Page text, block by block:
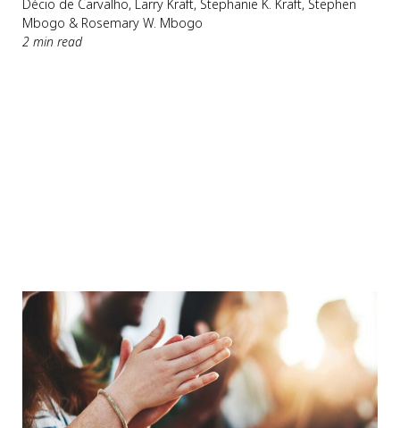
Décio de Carvalho, Larry Kraft, Stephanie K. Kraft, Stephen
Mbogo & Rosemary W. Mbogo
2 min read